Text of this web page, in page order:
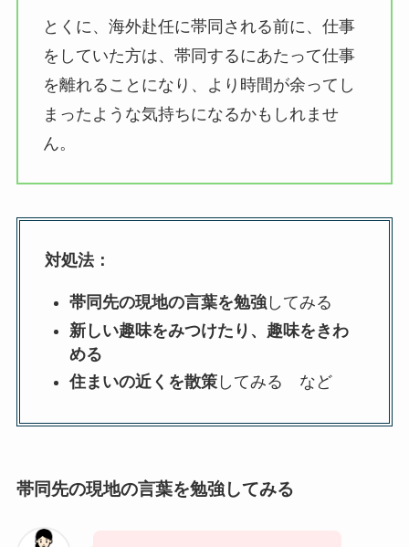
とくに、海外赴任に帯同される前に、仕事
をしていた方は、帯同するにあたって仕事
を離れることになり、より時間が余ってし
まったような気持ちになるかもしれませ
ん。
対処法：
帯同先の現地の言葉を勉強してみる
新しい趣味をみつけたり、趣味をきわ
める
住まいの近くを散策してみる など
帯同先の現地の言葉を勉強してみる